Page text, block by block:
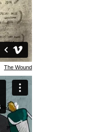
The Wound